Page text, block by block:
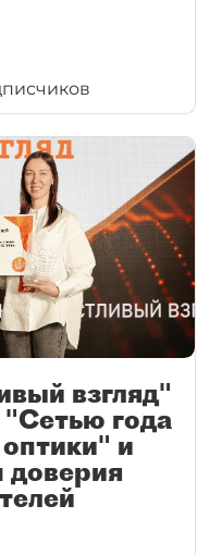
взгляд"
"Сетью года
и
доверия